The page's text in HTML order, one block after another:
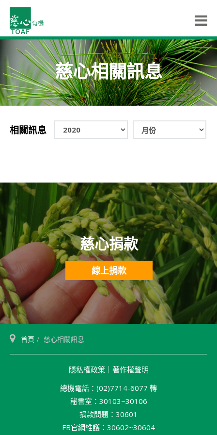
慈心相關訊息
相關訊息
慈心捐款
線上捐款
首頁 慈心相關訊息
隱私權政策｜ 著作權聲明
總機電話：(02)7714-6077 轉
秘書室：30103~30106
捐款問題：30601
FB官網維護：30602~30604